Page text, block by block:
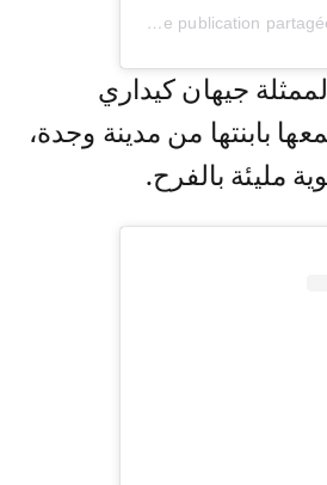
Une publication partagée par HATIM AMMOR | حاتم عمور (@hatimammor)
جيهان كيداري
بابنتها من مدينة وجدة،
مليئة بالفرح.